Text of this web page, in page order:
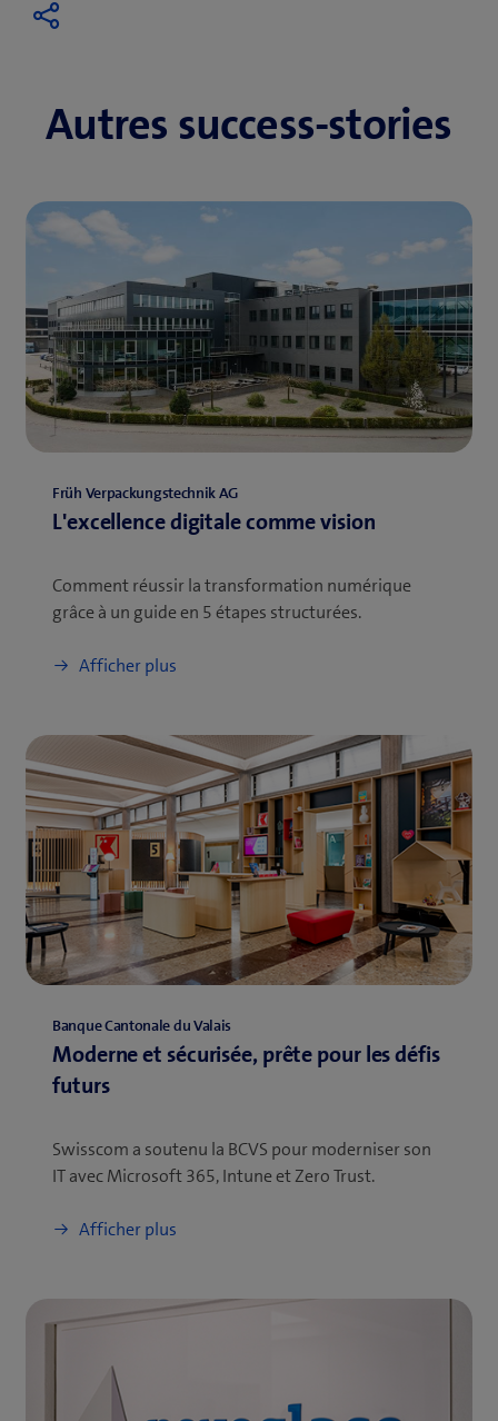
Autres success-stories
Früh Verpackungstechnik AG
L'excellence digitale comme vision
Comment réussir la transformation numérique
grâce à un guide en 5 étapes structurées.
Afficher plus
Banque Cantonale du Valais
Moderne et sécurisée, prête pour les défis
futurs
Swisscom a soutenu la BCVS pour moderniser son
IT avec Microsoft 365, Intune et Zero Trust.
Afficher plus